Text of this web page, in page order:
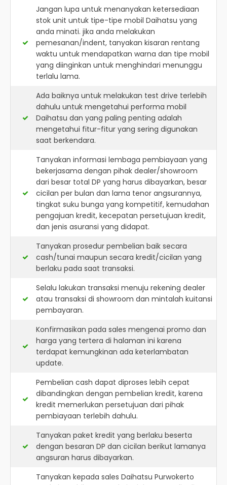
Jangan lupa untuk menanyakan ketersediaan
stok unit untuk tipe-tipe mobil Daihatsu yang
anda minati. jika anda melakukan
pemesanan/indent, tanyakan kisaran rentang
waktu untuk mendapatkan warna dan tipe mobil
yang diinginkan untuk menghindari menunggu
terlalu lama.
Ada baiknya untuk melakukan test drive terlebih
dahulu untuk mengetahui performa mobil
Daihatsu dan yang paling penting adalah
mengetahui fitur-fitur yang sering digunakan
saat berkendara.
Tanyakan informasi lembaga pembiayaan yang
bekerjasama dengan pihak dealer/showroom
dari besar total DP yang harus dibayarkan, besar
cicilan per bulan dan lama tenor angsurannya,
tingkat suku bunga yang kompetitif, kemudahan
pengajuan kredit, kecepatan persetujuan kredit,
dan jenis asuransi yang didapat.
Tanyakan prosedur pembelian baik secara
cash/tunai maupun secara kredit/cicilan yang
berlaku pada saat transaksi.
Selalu lakukan transaksi menuju rekening dealer
atau transaksi di showroom dan mintalah kuitansi
pembayaran.
Konfirmasikan pada sales mengenai promo dan
harga yang tertera di halaman ini karena
terdapat kemungkinan ada keterlambatan
update.
Pembelian cash dapat diproses lebih cepat
dibandingkan dengan pembelian kredit, karena
kredit memerlukan persetujuan dari pihak
pembiayaan terlebih dahulu.
Tanyakan paket kredit yang berlaku beserta
dengan besaran DP dan cicilan berikut lamanya
angsuran harus dibayarkan.
Tanyakan kepada sales Daihatsu Purwokerto